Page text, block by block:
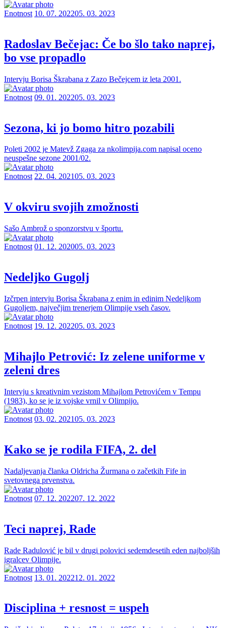
Enotnost 10. 07. 202205. 03. 2023
Radoslav Bečejac: Če bo šlo tako naprej,
bo vse propadlo
Intervju Borisa Škrabana z Zazo Bečejcem iz leta 2001.
Enotnost 09. 01. 202205. 03. 2023
Sezona, ki jo bomo hitro pozabili
Poleti 2002 je Matevž Zgaga za nkolimpija.com napisal oceno
neuspešne sezone 2001/02.
Enotnost 22. 04. 202105. 03. 2023
V okviru svojih zmožnosti
Sašo Ambrož o sponzorstvu v športu.
Enotnost 01. 12. 202005. 03. 2023
Nedeljko Gugolj
Izčrpen intervju Borisa Škrabana z enim in edinim Nedeljkom
Gugoljem, največjim trenerjem Olimpije vseh časov.
Enotnost 19. 12. 202205. 03. 2023
Mihajlo Petrović: Iz zelene uniforme v
zeleni dres
Intervju s kreativnim vezistom Mihajlom Petrovićem v Tempu
(1983), ko se je iz vojske vrnil v Olimpijo.
Enotnost 03. 02. 202105. 03. 2023
Kako se je rodila FIFA, 2. del
Nadaljevanja članka Oldricha Žurmana o začetkih Fife in
svetovnega prvenstva.
Enotnost 07. 12. 202207. 12. 2022
Teci naprej, Rade
Rade Radulović je bil v drugi polovici sedemdesetih eden najboljših
igralcev Olimpije.
Enotnost 13. 01. 202212. 01. 2022
Disciplina + resnost = uspeh